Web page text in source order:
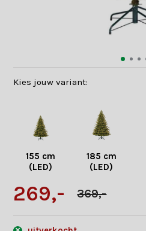
Kies jouw variant:
155 cm
(LED)
185 cm
(LED)
269,- 369,-